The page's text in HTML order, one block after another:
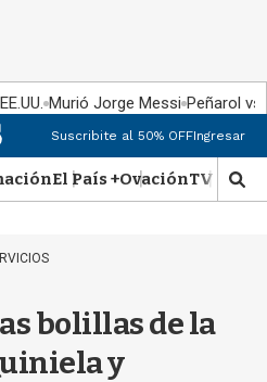
Murió Jorge Messi Peñarol
Suscribite al 50% OFFIngresar
El País +OvaciónTV Show
M
o
bolillas de la
y